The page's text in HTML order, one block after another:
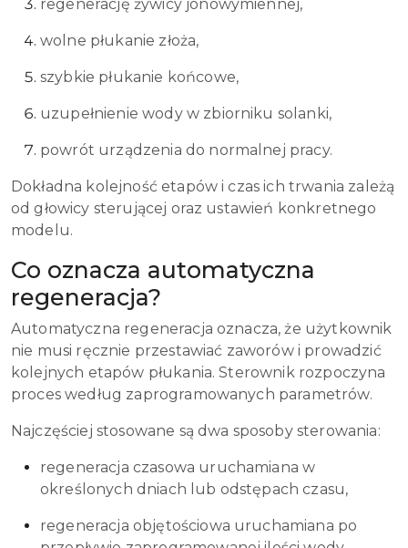
regenerację żywicy jonowymiennej,
wolne płukanie złoża,
szybkie płukanie końcowe,
uzupełnienie wody w zbiorniku solanki,
powrót urządzenia do normalnej pracy.
Dokładna kolejność etapów i czas ich trwania zależą
od głowicy sterującej oraz ustawień konkretnego
modelu.
Co oznacza automatyczna
regeneracja?
Automatyczna regeneracja oznacza, że użytkownik
nie musi ręcznie przestawiać zaworów i prowadzić
kolejnych etapów płukania. Sterownik rozpoczyna
proces według zaprogramowanych parametrów.
Najczęściej stosowane są dwa sposoby sterowania:
regeneracja czasowa uruchamiana w
określonych dniach lub odstępach czasu,
regeneracja objętościowa uruchamiana po